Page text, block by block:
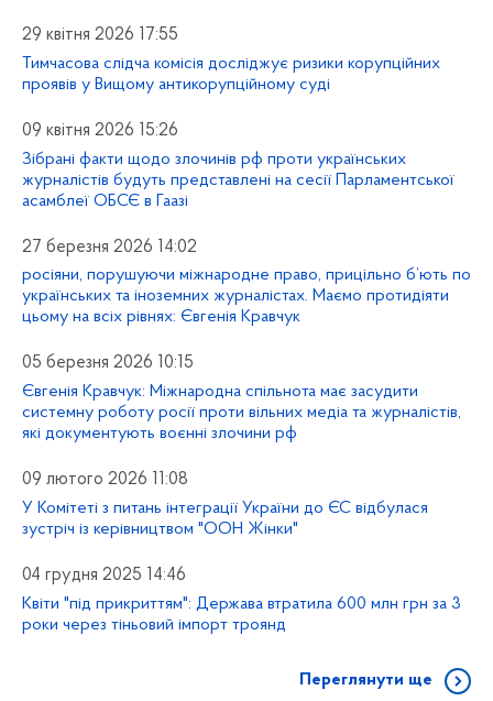
29 квітня 2026 17:55
Тимчасова слідча комісія досліджує ризики корупційних
проявів у Вищому антикорупційному суді
09 квітня 2026 15:26
Зібрані факти щодо злочинів рф проти українських
журналістів будуть представлені на сесії Парламентської
асамблеї ОБСЄ в Гаазі
27 березня 2026 14:02
росіяни, порушуючи міжнародне право, прицільно б’ють по
українських та іноземних журналістах. Маємо протидіяти
цьому на всіх рівнях: Євгенія Кравчук
05 березня 2026 10:15
Євгенія Кравчук: Міжнародна спільнота має засудити
системну роботу росії проти вільних медіа та журналістів,
які документують воєнні злочини рф
09 лютого 2026 11:08
У Комітеті з питань інтеграції України до ЄС відбулася
зустріч із керівництвом "ООН Жінки"
04 грудня 2025 14:46
Квіти "під прикриттям": Держава втратила 600 млн грн за 3
роки через тіньовий імпорт троянд
Переглянути ще